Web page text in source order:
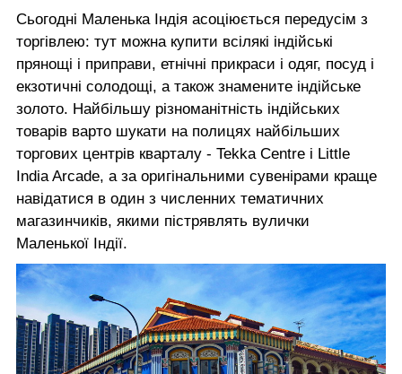
Сьогодні Маленька Індія асоціюється передусім з
торгівлею: тут можна купити всілякі індійські
прянощі і приправи, етнічні прикраси і одяг, посуд і
екзотичні солодощі, а також знамените індійське
золото. Найбільшу різноманітність індійських
товарів варто шукати на полицях найбільших
торгових центрів кварталу - Tekka Centre і Little
India Arcade, а за оригінальними сувенірами краще
навідатися в один з численних тематичних
магазинчиків, якими пістрявлять вулички
Маленької Індії.